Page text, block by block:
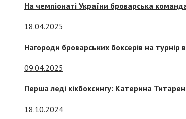
На чемпіонаті України броварська
18.04.2025
Нагороди броварських боксерів на турнір в
09.04.2025
Перша леді кікбоксингу: Катерина
18.10.2024